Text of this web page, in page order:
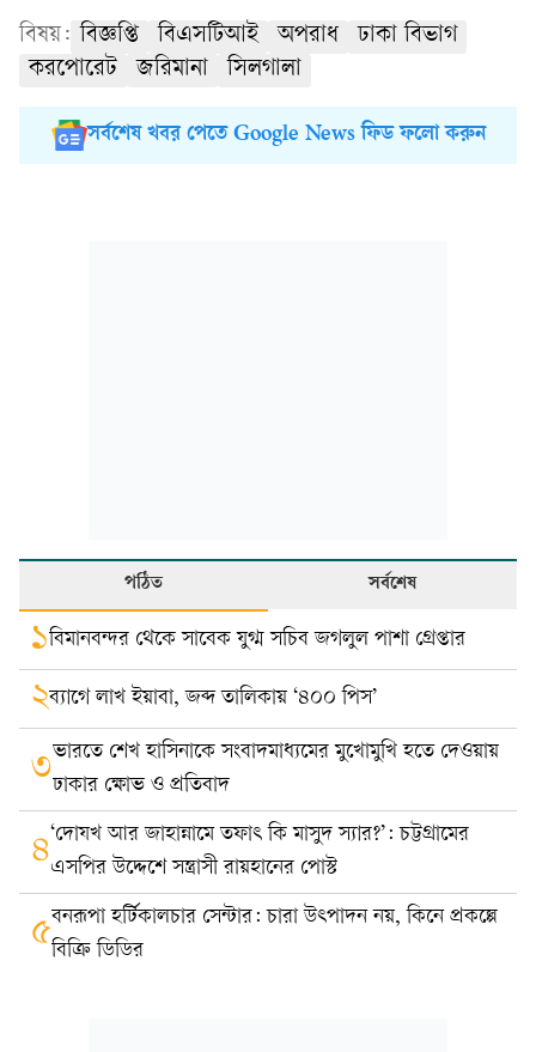
বিষয়: বিজ্ঞপ্তি বিএসটিআই অপরাধ
ঢাকা বিভাগ
করপোরেট
জরিমানা সিলগালা
সর্বশেষ খবর পেতে Google News ফিড ফলো করুন
পঠিত সর্বশেষ
১বিমানবন্দর থেকে সাবেক যুগ্ম সচিব জগলুল পাশা গ্রেপ্তার
২ব্যাগে লাখ ইয়াবা, জব্দ তালিকায় ‘৪০০ পিস’
৩ভারতে শেখ হাসিনাকে সংবাদমাধ্যমের মুখোমুখি হতে দেওয়ায়
ঢাকার ক্ষোভ ও প্রতিবাদ
৪‘দোযখ আর জাহান্নামে তফাৎ কি মাসুদ স্যার?’: চট্টগ্রামের
এসপির উদ্দেশে সন্ত্রাসী রায়হানের পোস্ট
৫বনরূপা হর্টিকালচার সেন্টার: চারা উৎপাদন নয়, কিনে প্রকল্পে
বিক্রি ডিডির